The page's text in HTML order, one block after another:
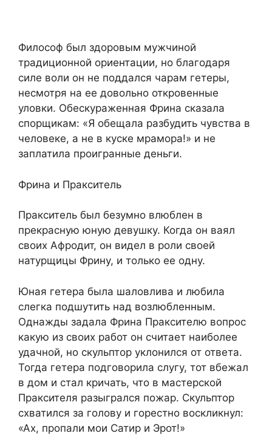
Философ был здоровым мужчиной
традиционной ориентации, но благодаря
силе воли он не поддался чарам гетеры,
несмотря на ее довольно откровенные
уловки. Обескураженная Фрина сказала
спорщикам: «Я обещала разбудить чувства в
человеке, а не в куске мрамора!» и не
заплатила проигранные деньги.
Фрина и Пракситель
Пракситель был безумно влюблен в
прекрасную юную девушку. Когда он ваял
своих Афродит, он видел в роли своей
натурщицы Фрину, и только ее одну.
Юная гетера была шаловлива и любила
слегка подшутить над возлюбленным.
Однажды задала Фрина Праксителю вопрос
какую из своих работ он считает наиболее
удачной, но скульптор уклонился от ответа.
Тогда гетера подговорила слугу, тот вбежал
в дом и стал кричать, что в мастерской
Праксителя разыгрался пожар. Скульптор
схватился за голову и горестно воскликнул:
«Ах, пропали мои Сатир и Эрот!»